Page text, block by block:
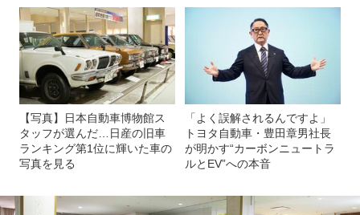
【写真】日本自動車博物館ス
タッフが選んだ…日産の旧車
ランキング第1位に輝いた車の
写真を見る
「よく誤解されるんですよ」
トヨタ自動車・豊田章男社長
が明かす“カーボンニュートラ
ルとEV”への本音